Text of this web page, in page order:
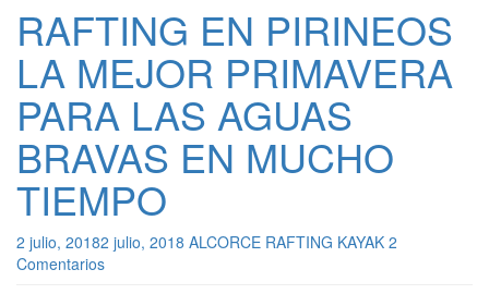
RAFTING EN PIRINEOS
LA MEJOR PRIMAVERA
PARA LAS AGUAS
BRAVAS EN MUCHO
TIEMPO
2 julio, 20182 julio, 2018 ALCORCE RAFTING KAYAK 2
Comentarios